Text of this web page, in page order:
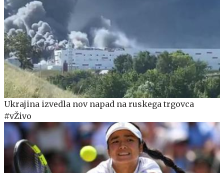
Ukrajina izvedla nov napad na ruskega trgovca
#vŽivo